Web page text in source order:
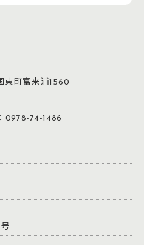
町富来浦1560
74-1486